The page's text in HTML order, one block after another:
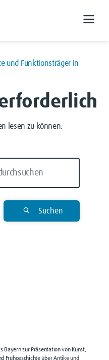
und Funktionsträger in
lesen zu können.
Suchen
Bayern zur Präsentation von Kunst,
Frühgeschichte über Antike und